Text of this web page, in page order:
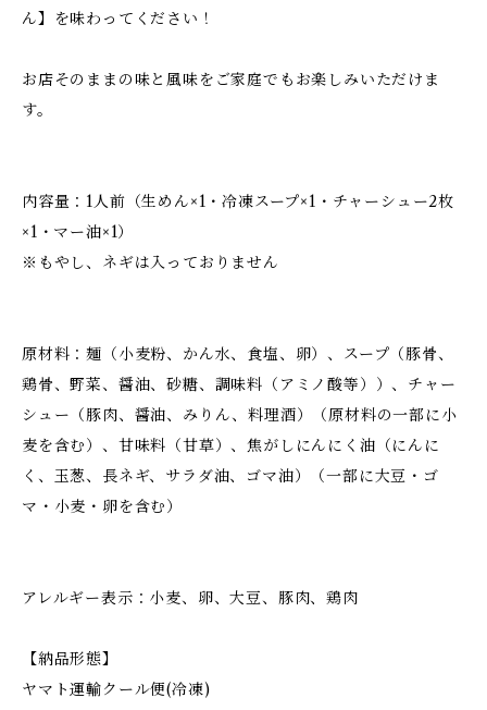
ん】を味わってください！
お店そのままの味と風味をご家庭でもお楽しみいただけま
す。
内容量：1人前（生めん×1・冷凍スープ×1・チャーシュー2枚
×1・マー油×1）
※もやし、ネギは入っておりません
原材料：麺（小麦粉、かん水、食塩、卵）、スープ（豚骨、
鶏骨、野菜、醤油、砂糖、調味料（アミノ酸等））、チャー
シュー（豚肉、醤油、みりん、料理酒）（原材料の一部に小
麦を含む）、甘味料（甘草）、焦がしにんにく油（にんに
く、玉葱、長ネギ、サラダ油、ゴマ油）（一部に大豆・ゴ
マ・小麦・卵を含む）
アレルギー表示：小麦、卵、大豆、豚肉、鶏肉
【納品形態】
ヤマト運輸クール便(冷凍)